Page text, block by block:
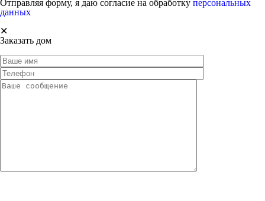
Отправляя форму, я даю согласие на обработку персональных
данных
✕
Заказать дом